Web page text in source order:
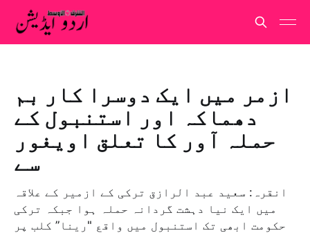
ازمر میں ایک دوسرا کار بم
دھماکہ اور استنبول کے
حملہ آور کا تعلق اویغور
سے
انقرہ: سعید عبد الرازق ترکی کے ازمیر کے علاقہ
میں ایک نیا دہشت گردانہ حملہ ہوا جبکہ ترکی
حکومت ابھی تک استنبول میں واقع "رینا” کلب پر